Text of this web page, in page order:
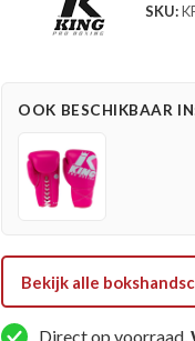
Kickbokshandschoenen
(KPB
WHITE
aantal
SKU:
OOK BESCHIKBAAR
Bekijk alle
Direct op voorraad,